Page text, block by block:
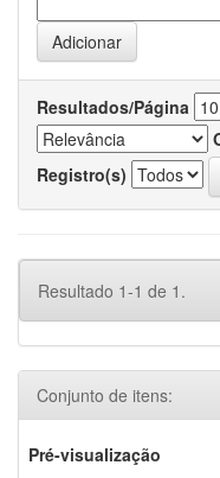
Resultados/Página
Registro(s)
Resultado 1-1 de 1.
Conjunto de itens:
Pré-visualização